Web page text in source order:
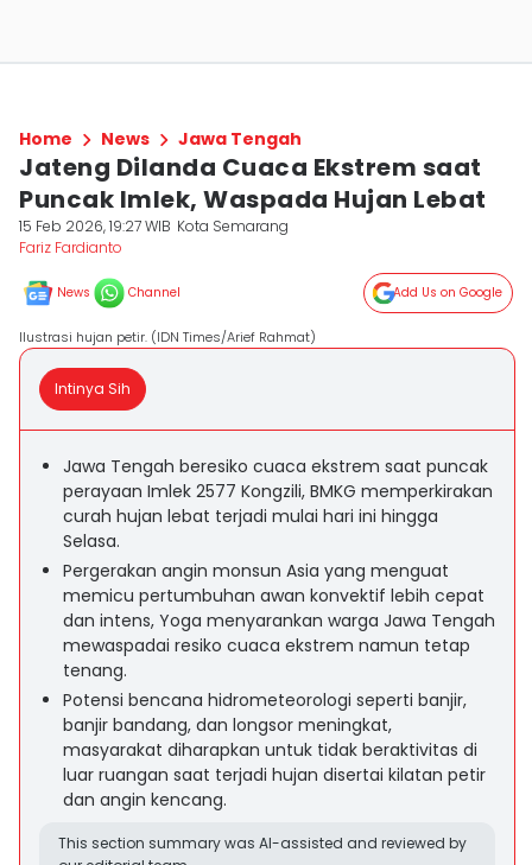
Home News Jawa Tengah
Jateng Dilanda Cuaca Ekstrem saat
Puncak Imlek, Waspada Hujan Lebat
15 Feb 2026, 19:27 WIB Kota Semarang
Fariz Fardianto
News Channel Add Us on Google
Ilustrasi hujan petir. (IDN Times/Arief Rahmat)
Intinya Sih
Jawa Tengah beresiko cuaca ekstrem saat puncak
perayaan Imlek 2577 Kongzili, BMKG memperkirakan
curah hujan lebat terjadi mulai hari ini hingga
Selasa.
Pergerakan angin monsun Asia yang menguat
memicu pertumbuhan awan konvektif lebih cepat
dan intens, Yoga menyarankan warga Jawa Tengah
mewaspadai resiko cuaca ekstrem namun tetap
tenang.
Potensi bencana hidrometeorologi seperti banjir,
banjir bandang, dan longsor meningkat,
masyarakat diharapkan untuk tidak beraktivitas di
luar ruangan saat terjadi hujan disertai kilatan petir
dan angin kencang.
This section summary was AI-assisted and reviewed by